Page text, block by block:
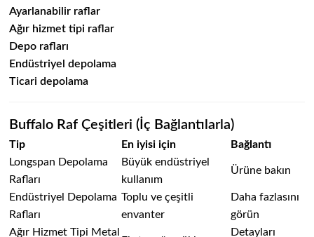
Ayarlanabilir raflar
Ağır hizmet tipi raflar
Depo rafları
Endüstriyel depolama
Ticari depolama
Buffalo Raf Çeşitleri (İç Bağlantılarla)
Tip En iyisi için
Bağlantı
Longspan Depolama
Rafları
Büyük endüstriyel
kullanım
Ürüne bakın
Endüstriyel Depolama
Rafları
Toplu ve çeşitli
envanter
Daha fazlasını
görün
Ağır Hizmet Tipi Metal
Detayları